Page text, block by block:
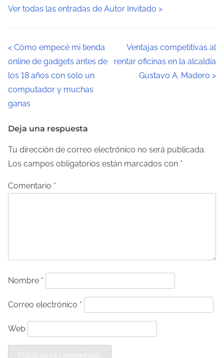
Ver todas las entradas de Autor Invitado >
N
a
v
e
g
a
c
i
n
t
r
< Cómo empecé mi tienda
online de gadgets antes de
los 18 años con solo un
computador y muchas
ganas
Ventajas competitivas al
rentar oficinas en la alcaldía
Gustavo A. Madero >
Deja una respuesta
Tu dirección de correo electrónico no será publicada.
Los campos obligatorios están marcados con *
Comentario *
Nombre *
Correo electrónico *
Web